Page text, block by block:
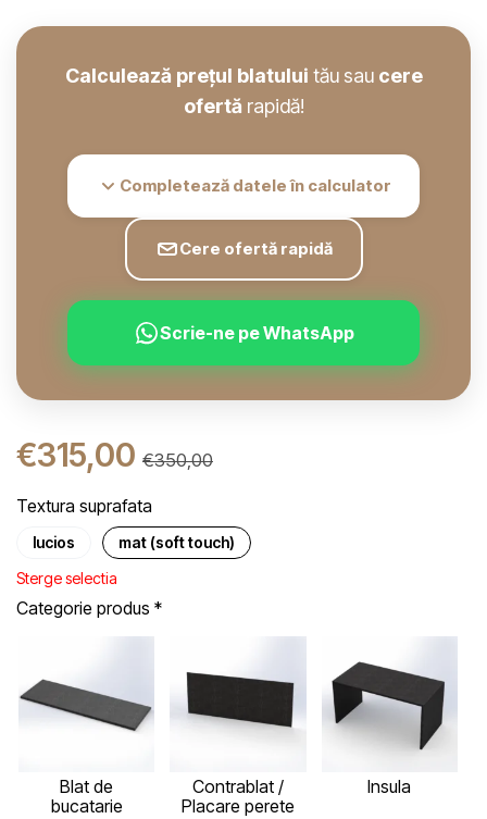
Calculează prețul blatului tău sau cere
ofertă rapidă!
Completează datele în calculator
Cere ofertă rapidă
Scrie-ne pe WhatsApp
€350,00
€315,00
Textura suprafata
lucios
mat (soft touch)
Sterge selectia
Categorie produs *
Blat de
bucatarie
Contrablat /
Placare perete
Insula